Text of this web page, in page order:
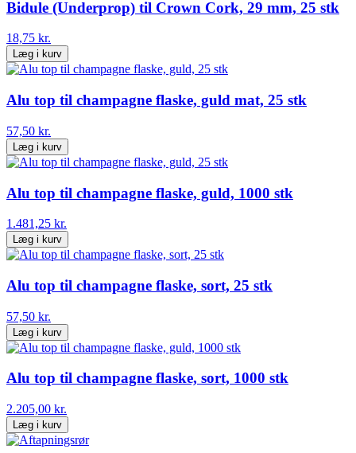
Bidule (Underprop) til Crown Cork, 29 mm, 25 stk
18,75 kr.
Læg i kurv
Alu top til champagne flaske, guld mat, 25 stk
57,50 kr.
Læg i kurv
Alu top til champagne flaske, guld, 1000 stk
1.481,25 kr.
Læg i kurv
Alu top til champagne flaske, sort, 25 stk
57,50 kr.
Læg i kurv
Alu top til champagne flaske, sort, 1000 stk
2.205,00 kr.
Læg i kurv